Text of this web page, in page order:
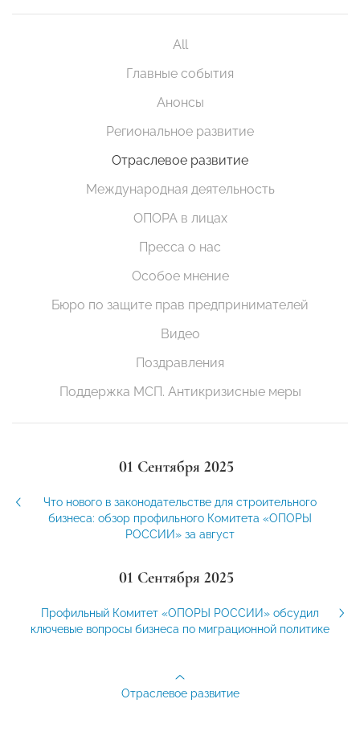
All
Главные события
Анонсы
Региональное развитие
Отраслевое развитие
Международная деятельность
ОПОРА в лицах
Пресса о нас
Особое мнение
Бюро по защите прав предпринимателей
Видео
Поздравления
Поддержка МСП. Антикризисные меры
01 Сентября 2025
Что нового в законодательстве для строительного
бизнеса: обзор профильного Комитета «ОПОРЫ
РОССИИ» за август
01 Сентября 2025
Профильный Комитет «ОПОРЫ РОССИИ» обсудил
ключевые вопросы бизнеса по миграционной политике
Отраслевое развитие